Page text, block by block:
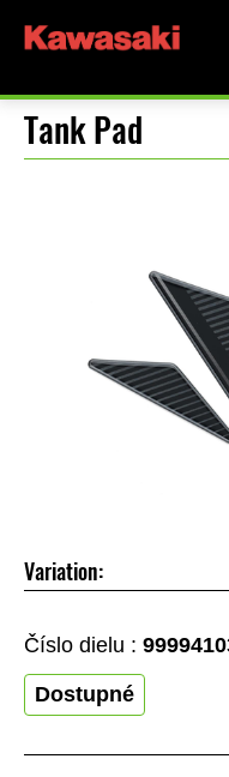
Tank Pad
Variation:
Číslo dielu :
Dostupné